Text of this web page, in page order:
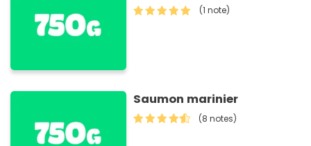
(1 note)
Saumon marinier
(8 notes)